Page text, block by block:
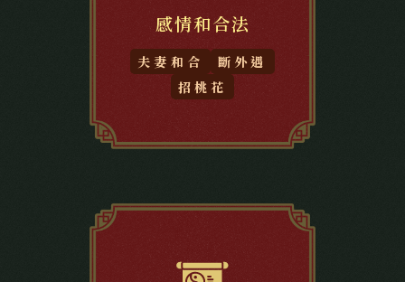
感情和合法
夫妻和合
斷外遇
招桃花